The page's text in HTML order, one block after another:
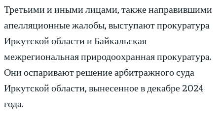
Третьими и иными лицами, также направившими
апелляционные жалобы, выступают прокуратура
Иркутской области и Байкальская
межрегиональная природоохранная прокуратура.
Они оспаривают решение арбитражного суда
Иркутской области, вынесенное в декабре 2024
года.